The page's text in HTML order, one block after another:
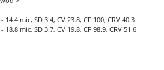
14.4 mic, SD 3.4, CV 23.8, CF 100, CRV 40.3
18.8 mic, SD 3.7, CV 19.8, CF 98.9, CRV 51.6